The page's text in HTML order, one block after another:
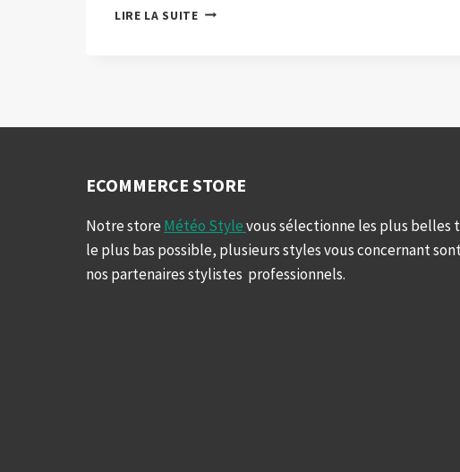
LIRE LA SUITELA
ECOMMERCE STORE
Notre store Météo Stylevous sélectionne les plus belles
le plus bas possible, plusieurs styles vous concernant
nos partenaires stylistes professionnels.